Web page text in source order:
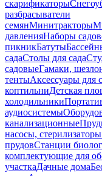
скарификаторы
разбрасыватели
семянМинитракторы
давленияНаборы
пикникБатуты
садаСтолы для сада
садовыеГамаки,
тентыАксессуары для
коптильниДетская
холодильники
аудиосистемы
канализационные
насосы,
прудовСтанции
комплектующие для
участкаДачные дома